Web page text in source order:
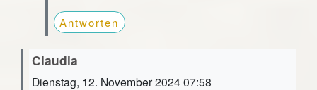
Antworten
Claudia
Dienstag, 12. November 2024 07:58